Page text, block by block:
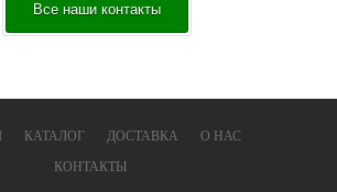
Все наши контакты
КАТАЛОГ ДОСТАВКА
О НАС
КОНТАКТЫ